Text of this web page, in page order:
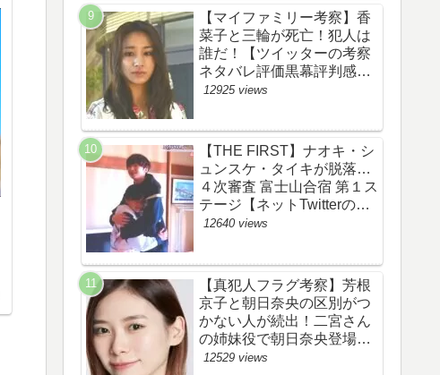
め・スッキリ・
BE:FIRST・ビーファース
ト】
【マイファミリー考察】香
菜子と三輪が死亡！犯人は
誰だ！【ツイッターの考察
ネタバレ評価黒幕評判感想
批判原作犯人キャスト脚本
12925 views
【THE FIRST】ナオキ・シ
ュンスケ・タイキが脱落…
４次審査 富士山合宿 第１ス
テージ【ネットTwitterのネ
タバレ感想考察評価評判ま
ァースト】
12640 views
【真犯人フラグ考察】芳根
京子と朝日奈央の区別がつ
かない人が続出！二宮さん
の姉妹役で朝日奈央登場
か！【ネット・ツイッター
12529 views